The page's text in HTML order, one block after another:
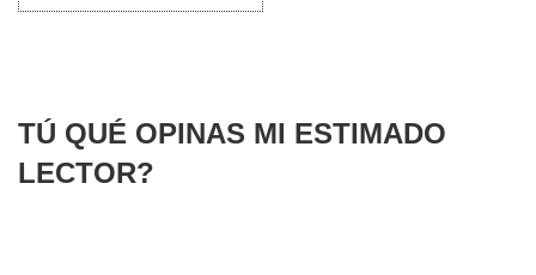
TÚ QUÉ OPINAS MI ESTIMADO
LECTOR?